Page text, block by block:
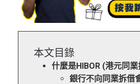
本文目錄
什麼是HIBOR (港元同業
銀行不向同業拆借